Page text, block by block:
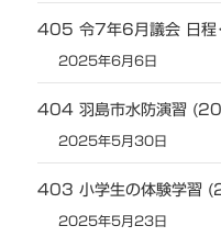
405 令7年6月議会 日
2025年6月6日
404 羽島市水防演習
2025年5月30日
403 小学生の体験学
2025年5月23日